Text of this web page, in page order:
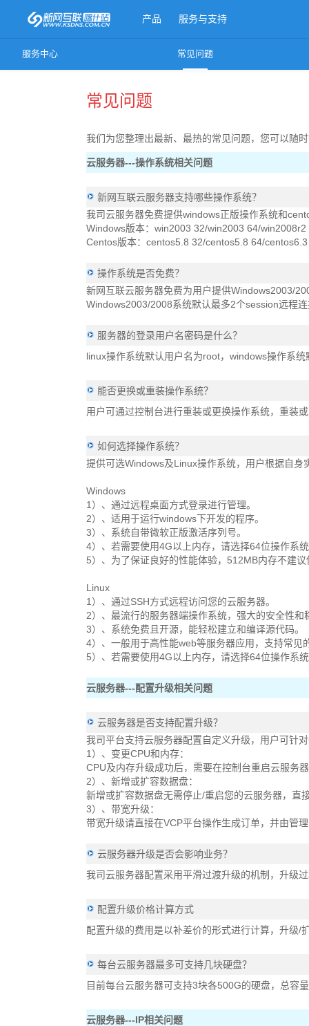
产品 服务与支持
更多产品
服务中心 常见问题
常见问题
我们为您整理出最新、最热的常见问题，您可以随
云服务器---操作系统相关问题
新网互联云服务器支持哪些操作系统？
我司云服务器免费提供windows正版操作系统和
Windows版本：win2003 32/win2003 64/win2008r2
Centos版本：centos5.8 32/centos5.8 64/
操作系统是否免费？
新网互联云服务器免费为用户提供Windows2003/
Windows2003/2008系统默认最多2个session远程
服务器的登录用户名密码是什么？
linux操作系统默认用户名为root，windows操作系
能否更换或重装操作系统？
用户可通过控制台进行重装或更换操作系统，重装
如何选择操作系统？
提供可选Windows及Linux操作系统，用户根据自
Windows
1）、通过远程桌面方式登录进行管理。
2）、适用于运行windows下开发的程序。
3）、系统自带微软正版激活序列号。
4）、若需要使用4G以上内存，请选择64位操作系
5）、为了保证良好的性能体验，512MB内存不建
Linux
1）、通过SSH方式远程访问您的云服务器。
2）、最流行的服务器端操作系统，强大的安全性和
3）、系统免费且开源，能轻松建立和编译源代码。
4）、一般用于高性能web等服务器应用，支持常
5）、若需要使用4G以上内存，请选择64位操作系
云服务器---配置升级相关问题
云服务器是否支持配置升级？
我司平台支持云服务器配置自定义升级，用户可针
1）、变更CPU和内存：
CPU及内存升级成功后，需要在控制台重启云服务
2）、新增或扩容数据盘：
新增或扩容数据盘无需停止/重启您的云服务器，直
3）、带宽升级：
带宽升级请直接在VCP平台操作生成订单，并由管
云服务器升级是否会影响业务？
我司云服务器配置采用平滑过渡升级的机制，升级
配置升级价格计算方式
配置升级的费用是以补差价的形式进行计算，升级/
每台云服务器最多可支持几块硬盘？
目前每台云服务器可支持3块各500G的硬盘，总容
云服务器---IP相关问题